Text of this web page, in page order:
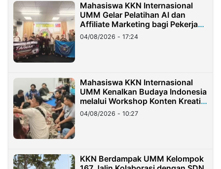
Mahasiswa KKN Internasional
UMM Gelar Pelatihan AI dan
Affiliate Marketing bagi Pekerja
Migran Indonesia di Taiwan
04/08/2026 - 17:24
Mahasiswa KKN Internasional
UMM Kenalkan Budaya Indonesia
melalui Workshop Konten Kreatif
di Taiwan
04/08/2026 - 10:27
KKN Berdampak UMM Kelompok